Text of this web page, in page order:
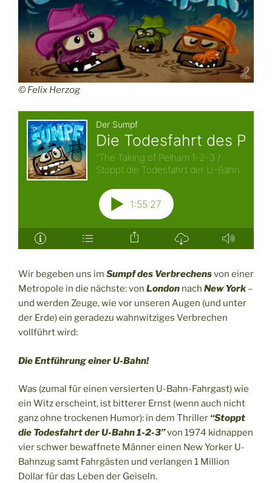
© Felix Herzog
Wir begeben uns im Sumpf des Verbrechensvon einer
Metropole in die nächste: von London nach New York –
und werden Zeuge, wie vor unseren Augen (und unter
der Erde) ein geradezu wahnwitziges Verbrechen
vollführt wird:
Die Entführung einer U-Bahn!
Was (zumal für einen versierten U-Bahn-Fahrgast) wie
ein Witz erscheint, ist bitterer Ernst (wenn auch nicht
ganz ohne trockenen Humor): in dem Thriller “Stoppt
die Todesfahrt der U-Bahn 1-2-3”von 1974 kidnappen
vier schwer bewaffnete Männer einen New Yorker U-
Bahnzug samt Fahrgästen und verlangen 1 Million
Dollar für das Leben der Geiseln.